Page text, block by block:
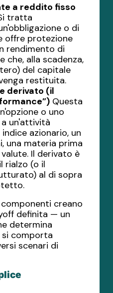
a reddito fisso
tratta
o di
offre protezione
rendimento di
che, alla scadenza,
del capitale
restituita.
derivato (il
Questa
o uno
un'attività
azionario, un
una materia prima
Il derivato è
rialzo (o il
al di sopra
creano
definita — un
determina
comporta
scenari di